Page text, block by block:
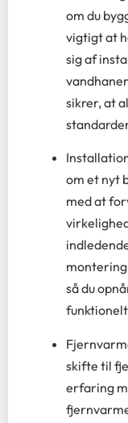
om du
vigtigt at
sig af
sikrer, at
om et nyt
med at
så du
skifte til
erfaring